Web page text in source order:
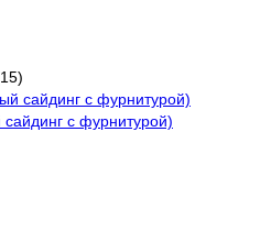
сайдинг с фурнитурой)
с фурнитурой)